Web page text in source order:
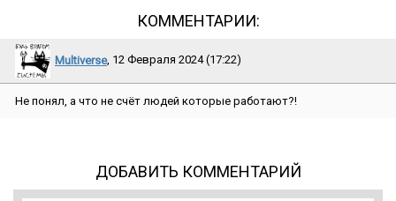
КОММЕНТАРИИ:
Multiverse, 12 Февраля 2024 (17:22)
Не понял, а что не счёт людей которые работают?!
ДОБАВИТЬ КОММЕНТАРИЙ